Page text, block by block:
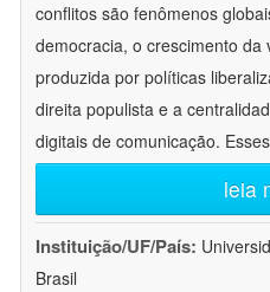
conflitos são fenômenos
democracia, o crescimento da
produzida por políticas
direita populista e a
digitais de comunicação.
leia
Instituição/UF/País:
Brasil